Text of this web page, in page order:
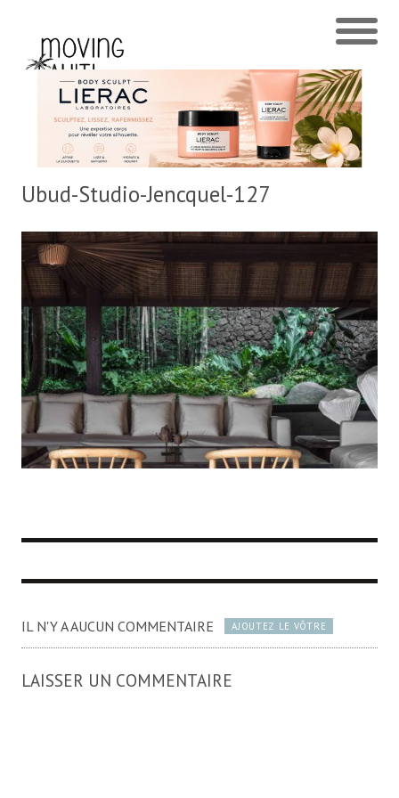
Ubud-Studio-Jencquel-127
IL N'Y A AUCUN COMMENTAIRE AJOUTEZ LE VÔTRE
LAISSER UN COMMENTAIRE